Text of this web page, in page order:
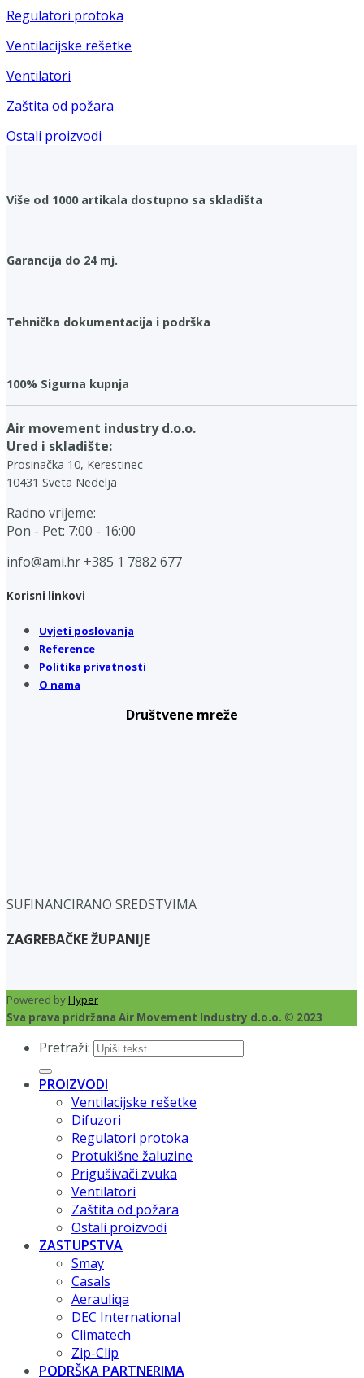
Regulatori protoka
Ventilacijske rešetke
Ventilatori
Zaštita od požara
Ostali proizvodi
Više od 1000 artikala dostupno sa skladišta
Garancija do 24 mj.
Tehnička dokumentacija i podrška
100% Sigurna kupnja
Air movement industry d.o.o.
Ured i skladište:
Prosinačka 10, Kerestinec
10431 Sveta Nedelja
Radno vrijeme:
Pon - Pet: 7:00 - 16:00
info@ami.hr +385 1 7882 677
Korisni linkovi
Uvjeti poslovanja
Reference
Politika privatnosti
O nama
Društvene mreže
SUFINANCIRANO SREDSTVIMA
ZAGREBAČKE ŽUPANIJE
Powered byHyper
Sva prava pridržana Air Movement Industry d.o.o. © 2023
Pretraži:
PROIZVODI
Ventilacijske rešetke
Difuzori
Regulatori protoka
Protukišne žaluzine
Prigušivači zvuka
Ventilatori
Zaštita od požara
Ostali proizvodi
ZASTUPSTVA
Smay
Casals
Aerauliqa
DEC International
Climatech
Zip-Clip
PODRŠKA PARTNERIMA